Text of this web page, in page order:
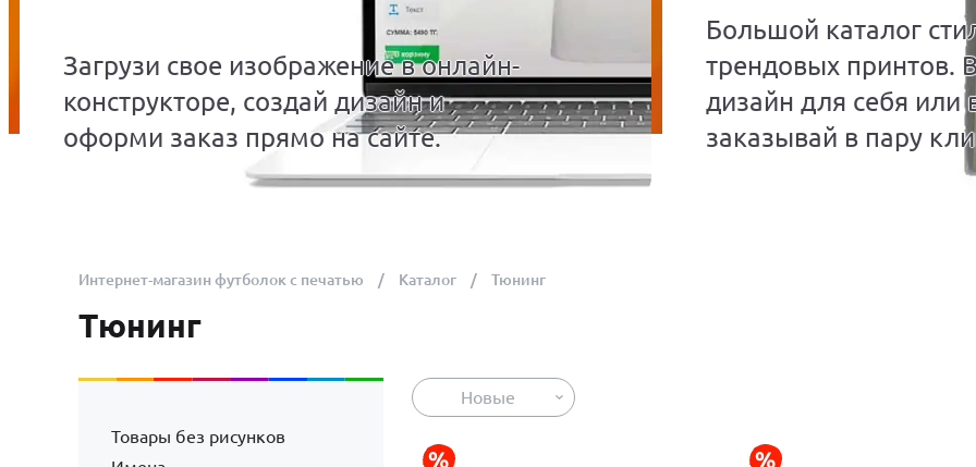
Загрузи свое изображение в онлайн-
конструкторе, создай дизайн и
оформи заказ прямо на сайте.
Большой каталог
трендовых принтов.
дизайн для себя или
заказывай в пару
Интернет-магазин футболок с печатью Каталог Тюнинг
Тюнинг
Товары без рисунков
Новые